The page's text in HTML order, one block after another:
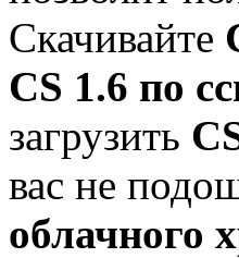
Скачивайте
CS 1.6 по
загрузить
вас не
облачного